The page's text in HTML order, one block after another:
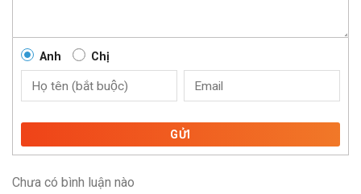
Anh Chị
GỬI
Chưa có bình luận nào